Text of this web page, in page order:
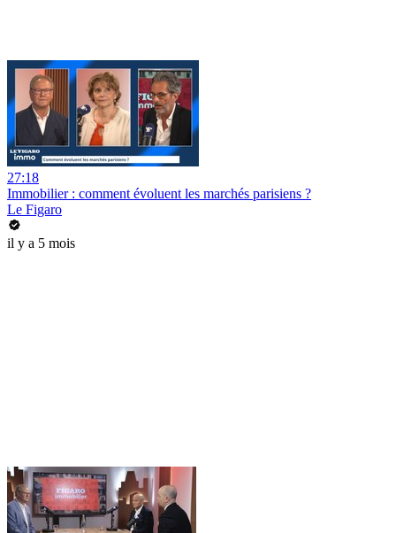
27:18
Immobilier : comment évoluent les marchés parisiens ?
Le Figaro
il y a 5 mois